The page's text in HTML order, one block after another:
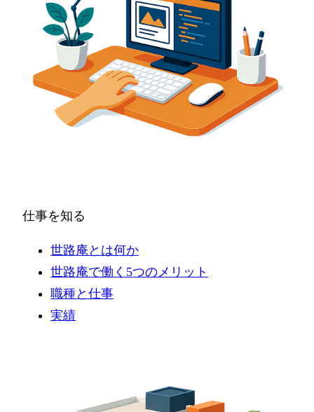
仕事を知る
世路庵とは何か
世路庵で働く5つのメリット
職種と仕事
実績